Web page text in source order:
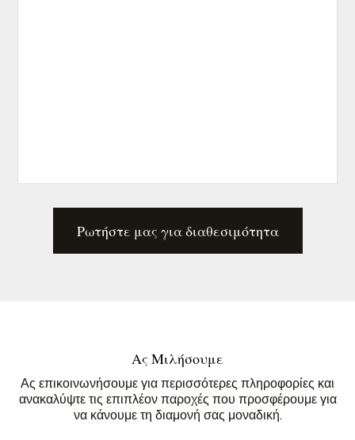
Ρωτήστε μας για διαθεσιμότητα
Ας Μιλήσουμε
Ας επικοινωνήσουμε για περισσότερες πληροφορίες και
ανακαλύψτε τις επιπλέον παροχές που προσφέρουμε για
να κάνουμε τη διαμονή σας μοναδική.